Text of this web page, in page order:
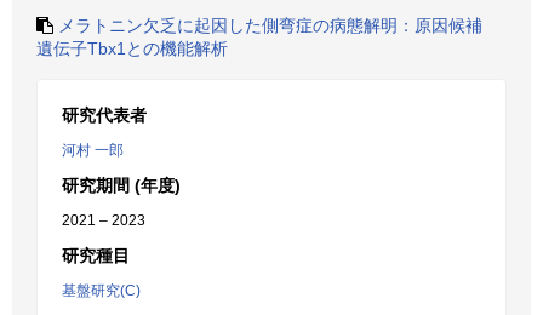
メラトニン欠乏に起因した側弯症の病態解明：原因候補
遺伝子Tbx1との機能解析
研究代表者
河村 一郎
研究期間 (年度)
2021 – 2023
研究種目
基盤研究(C)